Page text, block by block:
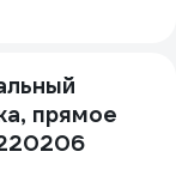
прямое